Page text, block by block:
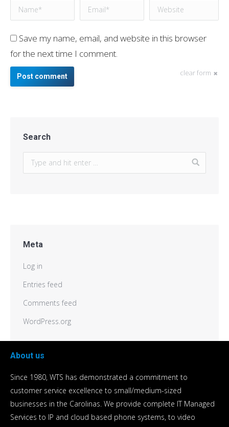
Name * Email * Website
Save my name, email, and website in this browser
for the next time I comment.
clear form
Post comment
Search
Meta
Log in
Entries feed
Comments feed
WordPress.org
About us
Since 1980, WTS has demonstrated a commitment to
customer service excellence to small/medium-sized
businesses in the Carolinas. We provide complete IT Managed
Services to IP and cloud based phone systems, to video